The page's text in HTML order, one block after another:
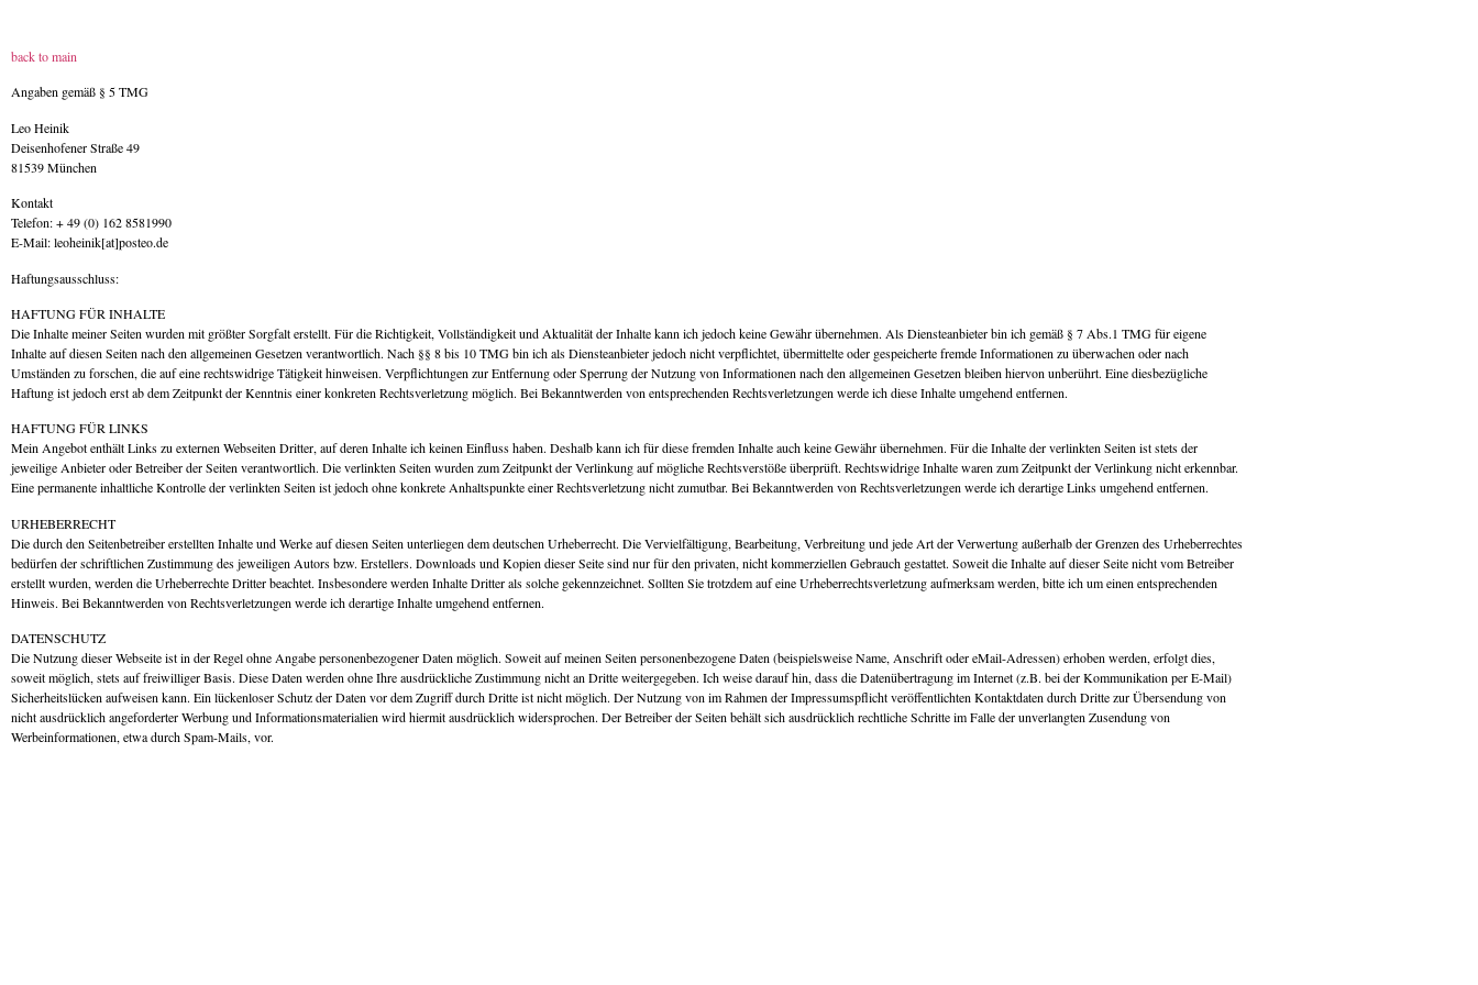
back to main
Angaben gemäß § 5 TMG
Leo Heinik
Deisenhofener Straße 49
81539 München
Kontakt
Telefon: + 49 (0) 162 8581990
E-Mail: leoheinik[at]posteo.de
Haftungsausschluss:
HAFTUNG FÜR INHALTE
Die Inhalte meiner Seiten wurden mit größter Sorgfalt erstellt. Für die Richtigkeit, Vollständigkeit und Aktualität der Inhalte kann ich jedoch keine Gewähr übernehmen. Als Diensteanbieter bin ich gemäß § 7 Abs.1 TMG für eigene
Inhalte auf diesen Seiten nach den allgemeinen Gesetzen verantwortlich. Nach §§ 8 bis 10 TMG bin ich als Diensteanbieter jedoch nicht verpflichtet, übermittelte oder gespeicherte fremde Informationen zu überwachen oder nach
Umständen zu forschen, die auf eine rechtswidrige Tätigkeit hinweisen. Verpflichtungen zur Entfernung oder Sperrung der Nutzung von Informationen nach den allgemeinen Gesetzen bleiben hiervon unberührt. Eine diesbezügliche
Haftung ist jedoch erst ab dem Zeitpunkt der Kenntnis einer konkreten Rechtsverletzung möglich. Bei Bekanntwerden von entsprechenden Rechtsverletzungen werde ich diese Inhalte umgehend entfernen.
HAFTUNG FÜR LINKS
Mein Angebot enthält Links zu externen Webseiten Dritter, auf deren Inhalte ich keinen Einfluss haben. Deshalb kann ich für diese fremden Inhalte auch keine Gewähr übernehmen. Für die Inhalte der verlinkten Seiten ist stets der
jeweilige Anbieter oder Betreiber der Seiten verantwortlich. Die verlinkten Seiten wurden zum Zeitpunkt der Verlinkung auf mögliche Rechtsverstöße überprüft. Rechtswidrige Inhalte waren zum Zeitpunkt der Verlinkung nicht erkennbar.
Eine permanente inhaltliche Kontrolle der verlinkten Seiten ist jedoch ohne konkrete Anhaltspunkte einer Rechtsverletzung nicht zumutbar. Bei Bekanntwerden von Rechtsverletzungen werde ich derartige Links umgehend entfernen.
URHEBERRECHT
Die durch den Seitenbetreiber erstellten Inhalte und Werke auf diesen Seiten unterliegen dem deutschen Urheberrecht. Die Vervielfältigung, Bearbeitung, Verbreitung und jede Art der Verwertung außerhalb der Grenzen des Urheberrechtes
bedürfen der schriftlichen Zustimmung des jeweiligen Autors bzw. Erstellers. Downloads und Kopien dieser Seite sind nur für den privaten, nicht kommerziellen Gebrauch gestattet. Soweit die Inhalte auf dieser Seite nicht vom Betreiber
erstellt wurden, werden die Urheberrechte Dritter beachtet. Insbesondere werden Inhalte Dritter als solche gekennzeichnet. Sollten Sie trotzdem auf eine Urheberrechtsverletzung aufmerksam werden, bitte ich um einen entsprechenden
Hinweis. Bei Bekanntwerden von Rechtsverletzungen werde ich derartige Inhalte umgehend entfernen.
DATENSCHUTZ
Die Nutzung dieser Webseite ist in der Regel ohne Angabe personenbezogener Daten möglich. Soweit auf meinen Seiten personenbezogene Daten (beispielsweise Name, Anschrift oder eMail-Adressen) erhoben werden, erfolgt dies,
soweit möglich, stets auf freiwilliger Basis. Diese Daten werden ohne Ihre ausdrückliche Zustimmung nicht an Dritte weitergegeben. Ich weise darauf hin, dass die Datenübertragung im Internet (z.B. bei der Kommunikation per E-Mail)
Sicherheitslücken aufweisen kann. Ein lückenloser Schutz der Daten vor dem Zugriff durch Dritte ist nicht möglich. Der Nutzung von im Rahmen der Impressumspflicht veröffentlichten Kontaktdaten durch Dritte zur Übersendung von
nicht ausdrücklich angeforderter Werbung und Informationsmaterialien wird hiermit ausdrücklich widersprochen. Der Betreiber der Seiten behält sich ausdrücklich rechtliche Schritte im Falle der unverlangten Zusendung von
Werbeinformationen, etwa durch Spam-Mails, vor.